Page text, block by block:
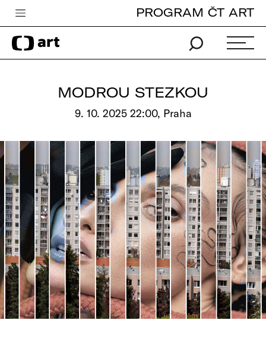
Česká televize
Zpravodajství
Pro děti
edu
Vše o ČT
PROGRAM ČT ART
MODROU STEZKOU
9. 10. 2025 22:00, Praha